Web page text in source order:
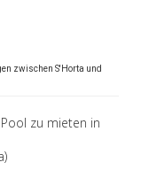
zwischen S'Horta und
zu mieten in